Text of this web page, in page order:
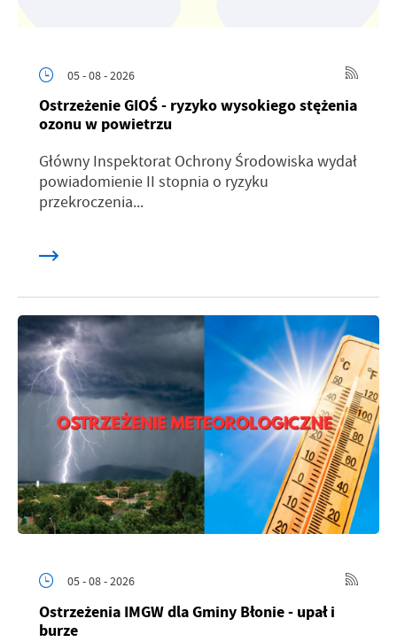
05 - 08 - 2026
Ostrzeżenie GIOŚ - ryzyko wysokiego stężenia
ozonu w powietrzu
Główny Inspektorat Ochrony Środowiska wydał
powiadomienie II stopnia o ryzyku
przekroczenia...
05 - 08 - 2026
Ostrzeżenia IMGW dla Gminy Błonie - upał i
burze